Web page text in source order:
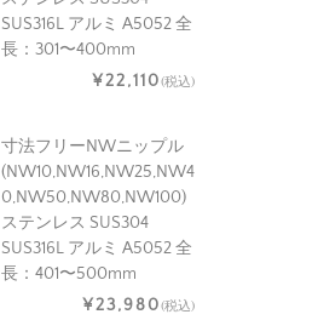
SUS316L アルミ A5052 全
長：301〜400mm
¥22,110(税込)
寸法フリーNWニップル
(NW10,NW16,NW25,NW4
0,NW50,NW80,NW100)
ステンレス SUS304
SUS316L アルミ A5052 全
長：401〜500mm
¥23,980(税込)